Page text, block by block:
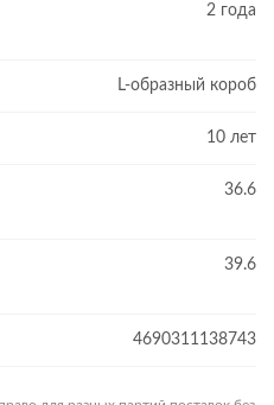
2 года
L-образный короб
10 лет
36.6
39.6
4690311138743